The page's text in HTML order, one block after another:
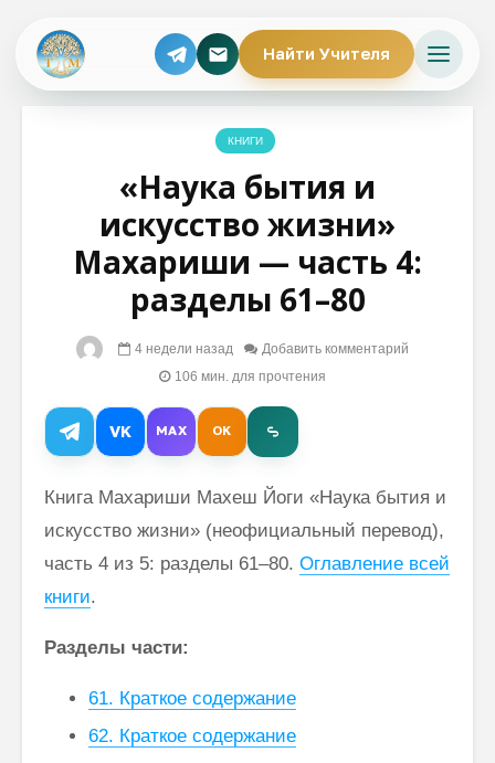
Найти Учителя
КНИГИ
«Наука бытия и
искусство жизни»
Махариши — часть 4:
разделы 61–80
4 недели назад
Добавить комментарий
106 мин. для прочтения
VK MAX OK
Книга Махариши Махеш Йоги «Наука бытия и
искусство жизни» (неофициальный перевод),
часть 4 из 5: разделы 61–80. Оглавление всей
книги.
Разделы части:
61. Краткое содержание
62. Краткое содержание
Преподавание
Трансцендентальной
состоянии йоги
Богом и